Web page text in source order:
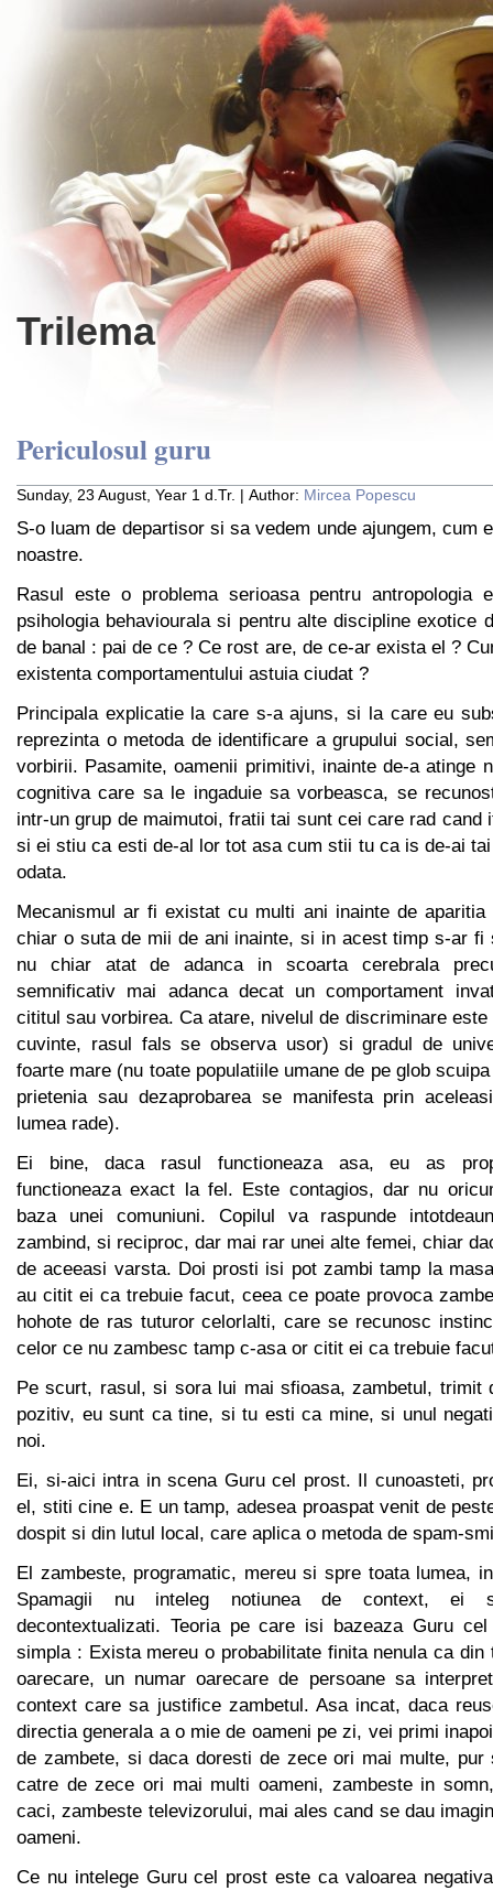
Trilema
Periculosul guru
Sunday, 23 August, Year 1 d.Tr. | Author: Mircea Popescu
S-o luam de departisor si sa vedem unde ajungem, cum
noastre.
Rasul este o problema serioasa pentru antropologia
psihologia behaviourala si pentru alte discipline exotice
de banal : pai de ce ? Ce rost are, de ce-ar exista el ?
existenta comportamentului astuia ciudat ?
Principala explicatie la care s-a ajuns, si la care eu
reprezinta o metoda de identificare a grupului social,
vorbirii. Pasamite, oamenii primitivi, inainte de-a atinge
cognitiva care sa le ingaduie sa vorbeasca, se
intr-un grup de maimutoi, fratii tai sunt cei care rad
si ei stiu ca esti de-al lor tot asa cum stii tu ca is de-ai
odata.
Mecanismul ar fi existat cu multi ani inainte de
chiar o suta de mii de ani inainte, si in acest timp s-ar fi
nu chiar atat de adanca in scoarta cerebrala
semnificativ mai adanca decat un comportament
cititul sau vorbirea. Ca atare, nivelul de discriminare
cuvinte, rasul fals se observa usor) si gradul de
foarte mare (nu toate populatiile umane de pe glob
prietenia sau dezaprobarea se manifesta prin
lumea rade).
Ei bine, daca rasul functioneaza asa, eu as
functioneaza exact la fel. Este contagios, dar nu
baza unei comuniuni. Copilul va raspunde
zambind, si reciproc, dar mai rar unei alte femei, chiar
de aceeasi varsta. Doi prosti isi pot zambi tamp la
au citit ei ca trebuie facut, ceea ce poate provoca
hohote de ras tuturor celorlalti, care se recunosc
celor ce nu zambesc tamp c-asa or citit ei ca trebuie
Pe scurt, rasul, si sora lui mai sfioasa, zambetul, trimit
pozitiv, eu sunt ca tine, si tu esti ca mine, si unul
noi.
Ei, si-aici intra in scena Guru cel prost. Il cunoasteti,
el, stiti cine e. E un tamp, adesea proaspat venit de
dospit si din lutul local, care aplica o metoda de spam-
El zambeste, programatic, mereu si spre toata lumea,
Spamagii nu inteleg notiunea de context, ei
decontextualizati. Teoria pe care isi bazeaza Guru
simpla : Exista mereu o probabilitate finita nenula ca din
oarecare, un numar oarecare de persoane sa
context care sa justifice zambetul. Asa incat, daca
directia generala a o mie de oameni pe zi, vei primi
de zambete, si daca doresti de zece ori mai multe, pur
catre de zece ori mai multi oameni, zambeste in
caci, zambeste televizorului, mai ales cand se dau
oameni.
Ce nu intelege Guru cel prost este ca valoarea